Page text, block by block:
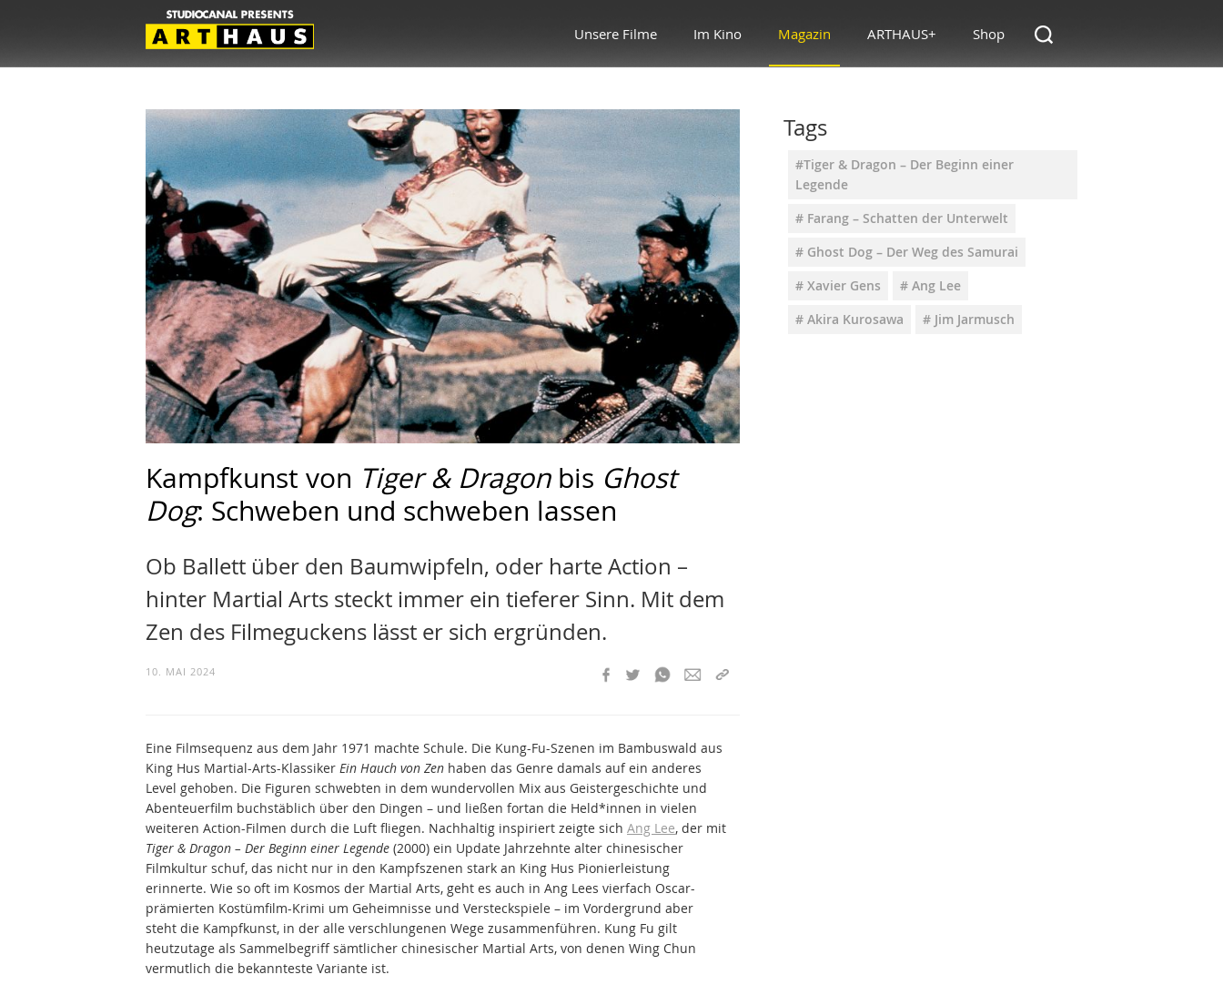
Unsere Filme Im Kino Magazin ARTHAUS+ Shop
Kampfkunst von Tiger & Dragonbis Ghost
Dog: Schweben und schweben lassen
Ob Ballett über den Baumwipfeln, oder harte Action –
hinter Martial Arts steckt immer ein tieferer Sinn. Mit dem
Zen des Filmeguckens lässt er sich ergründen.
10. MAI 2024
Eine Filmsequenz aus dem Jahr 1971 machte Schule. Die Kung-Fu-Szenen im Bambuswald aus
King Hus Martial-Arts-Klassiker Ein Hauch von Zen haben das Genre damals auf ein anderes
Level gehoben. Die Figuren schwebten in dem wundervollen Mix aus Geistergeschichte und
Abenteuerfilm buchstäblich über den Dingen – und ließen fortan die Held*innen in vielen
weiteren Action-Filmen durch die Luft fliegen. Nachhaltig inspiriert zeigte sich Ang Lee, der mit
Tiger & Dragon – Der Beginn einer Legende (2000) ein Update Jahrzehnte alter chinesischer
Filmkultur schuf, das nicht nur in den Kampfszenen stark an King Hus Pionierleistung
erinnerte. Wie so oft im Kosmos der Martial Arts, geht es auch in Ang Lees vierfach Oscar-
prämierten Kostümfilm-Krimi um Geheimnisse und Versteckspiele – im Vordergrund aber
steht die Kampfkunst, in der alle verschlungenen Wege zusammenführen. Kung Fu gilt
heutzutage als Sammelbegriff sämtlicher chinesischer Martial Arts, von denen Wing Chun
vermutlich die bekannteste Variante ist.
Tags
#Tiger & Dragon – Der Beginn einer
Legende
# Farang – Schatten der Unterwelt
# Ghost Dog – Der Weg des Samurai
# Xavier Gens
# Ang Lee
# Akira Kurosawa
# Jim Jarmusch